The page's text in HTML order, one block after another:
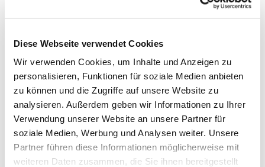
Diese Webseite verwendet Cookies
Wir verwenden Cookies, um Inhalte und Anzeigen zu
personalisieren, Funktionen für soziale Medien anbieten
zu können und die Zugriffe auf unsere Website zu
analysieren. Außerdem geben wir Informationen zu Ihrer
Verwendung unserer Website an unsere Partner für
soziale Medien, Werbung und Analysen weiter. Unsere
Partner führen diese Informationen möglicherweise mit
weiteren Daten zusammen, die Sie ihnen bereitgestellt
Bronzen figuur fluitist
Nassau